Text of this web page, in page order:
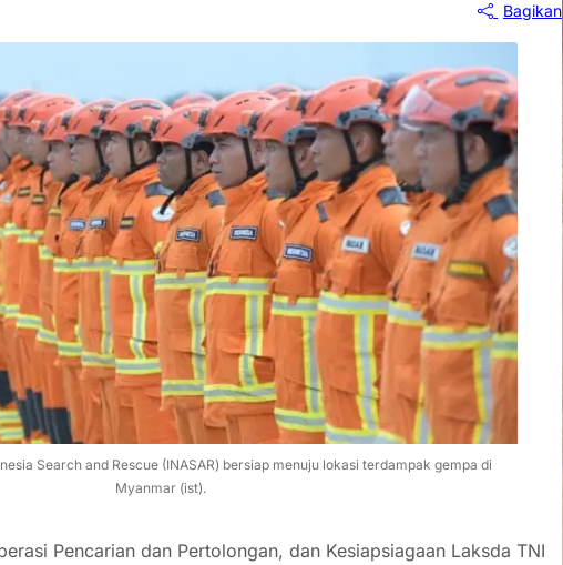
Bagikan
Search and Rescue (INASAR) bersiap menuju lokasi terdampak gempa di
Myanmar (ist).
Pencarian dan Pertolongan, dan Kesiapsiagaan Laksda TNI